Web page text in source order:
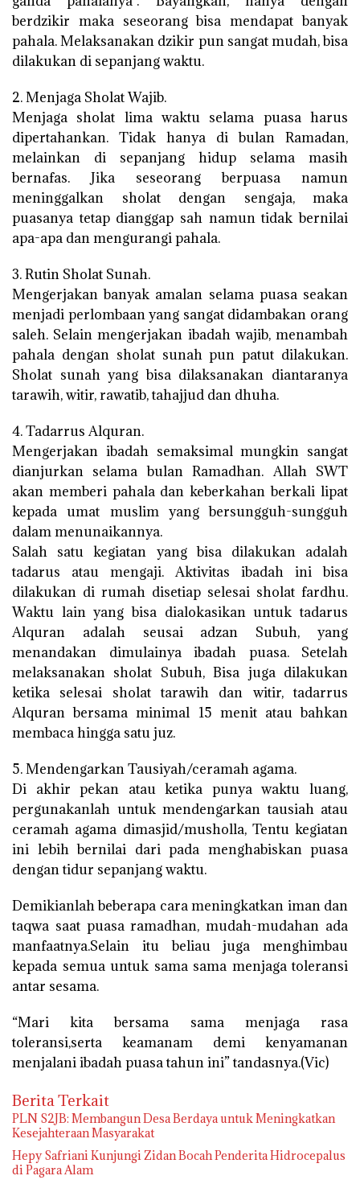
berdzikir maka seseorang bisa mendapat banyak
pahala. Melaksanakan dzikir pun sangat mudah, bisa
dilakukan di sepanjang waktu.
2. Menjaga Sholat Wajib.
Menjaga sholat lima waktu selama puasa harus
dipertahankan. Tidak hanya di bulan Ramadan,
melainkan di sepanjang hidup selama masih
bernafas. Jika seseorang berpuasa namun
meninggalkan sholat dengan sengaja, maka
puasanya tetap dianggap sah namun tidak bernilai
apa-apa dan mengurangi pahala.
3. Rutin Sholat Sunah.
Mengerjakan banyak amalan selama puasa seakan
menjadi perlombaan yang sangat didambakan orang
saleh. Selain mengerjakan ibadah wajib, menambah
pahala dengan sholat sunah pun patut dilakukan.
Sholat sunah yang bisa dilaksanakan diantaranya
tarawih, witir, rawatib, tahajjud dan dhuha.
4. Tadarrus Alquran.
Mengerjakan ibadah semaksimal mungkin sangat
dianjurkan selama bulan Ramadhan. Allah SWT
akan memberi pahala dan keberkahan berkali lipat
kepada umat muslim yang bersungguh-sungguh
dalam menunaikannya.
Salah satu kegiatan yang bisa dilakukan adalah
tadarus atau mengaji. Aktivitas ibadah ini bisa
dilakukan di rumah disetiap selesai sholat fardhu.
Waktu lain yang bisa dialokasikan untuk tadarus
Alquran adalah seusai adzan Subuh, yang
menandakan dimulainya ibadah puasa. Setelah
melaksanakan sholat Subuh, Bisa juga dilakukan
ketika selesai sholat tarawih dan witir, tadarrus
Alquran bersama minimal 15 menit atau bahkan
membaca hingga satu juz.
5. Mendengarkan Tausiyah/ceramah agama.
Di akhir pekan atau ketika punya waktu luang,
pergunakanlah untuk mendengarkan tausiah atau
ceramah agama dimasjid/musholla, Tentu kegiatan
ini lebih bernilai dari pada menghabiskan puasa
dengan tidur sepanjang waktu.
Demikianlah beberapa cara meningkatkan iman dan
taqwa saat puasa ramadhan, mudah-mudahan ada
manfaatnya.Selain itu beliau juga menghimbau
kepada semua untuk sama sama menjaga toleransi
antar sesama.
“Mari kita bersama sama menjaga rasa
toleransi,serta keamanam demi kenyamanan
menjalani ibadah puasa tahun ini” tandasnya.(Vic)
Berita Terkait
PLN S2JB: Membangun Desa Berdaya untuk Meningkatkan
Kesejahteraan Masyarakat
Hepy Safriani Kunjungi Zidan Bocah Penderita Hidrocepalus
di Pagara Alam